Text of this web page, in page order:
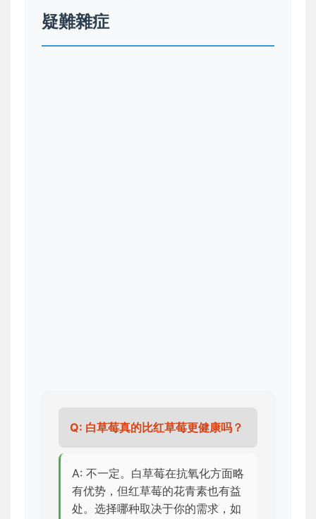
疑難雜症
Q: 白草莓真的比红草莓更健康吗？
A: 不一定。白草莓在抗氧化方面略
有优势，但红草莓的花青素也有益
处。选择哪种取决于你的需求，如